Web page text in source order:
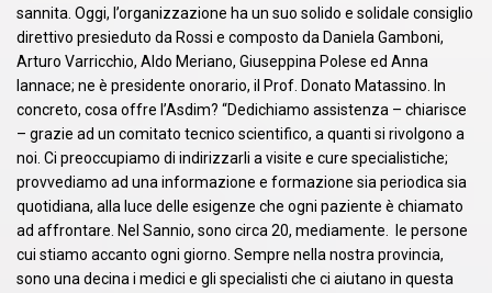
sannita. Oggi, l’organizzazione ha un suo solido e solidale consiglio
direttivo presieduto da Rossi e composto da Daniela Gamboni,
Arturo Varricchio, Aldo Meriano, Giuseppina Polese ed Anna
Iannace; ne è presidente onorario, il Prof. Donato Matassino. In
concreto, cosa offre l’Asdim? “Dedichiamo assistenza – chiarisce
– grazie ad un comitato tecnico scientifico, a quanti si rivolgono a
noi. Ci preoccupiamo di indirizzarli a visite e cure specialistiche;
provvediamo ad una informazione e formazione sia periodica sia
quotidiana, alla luce delle esigenze che ogni paziente è chiamato
ad affrontare. Nel Sannio, sono circa 20, mediamente. le persone
cui stiamo accanto ogni giorno. Sempre nella nostra provincia,
sono una decina i medici e gli specialisti che ci aiutano in questa